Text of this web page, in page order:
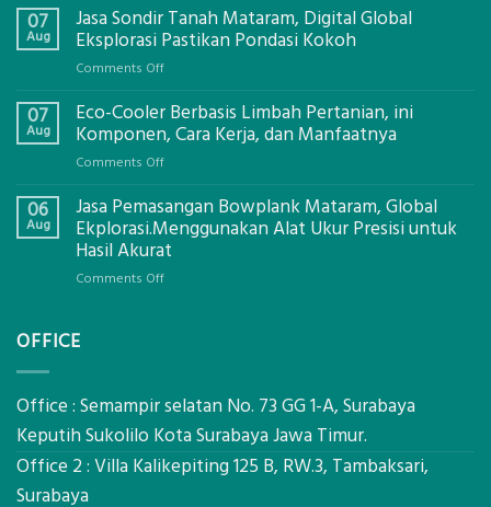
07
Aug
Jasa Sondir Tanah Mataram, Digital Global
Eksplorasi Pastikan Pondasi Kokoh
Comments Offon
Sondir
Tanah
Eksplorasi
Pastikan
Pondasi
Kokoh
07
Aug
Eco-Cooler Berbasis Limbah Pertanian, ini
Komponen, Cara Kerja, dan Manfaatnya
Comments Offon
Cooler
Berbasis
Limbah
06
Aug
Jasa Pemasangan Bowplank Mataram, Global
Ekplorasi.Menggunakan Alat Ukur Presisi untuk
Hasil Akurat
Comments Offon
Ekplorasi.Menggunakan
Ukur
Presisi
OFFICE
Office : Semampir selatan No. 73 GG 1-A, Surabaya
Keputih Sukolilo Kota Surabaya Jawa Timur.
Office 2 : Villa Kalikepiting 125 B, RW.3, Tambaksari,
Surabaya